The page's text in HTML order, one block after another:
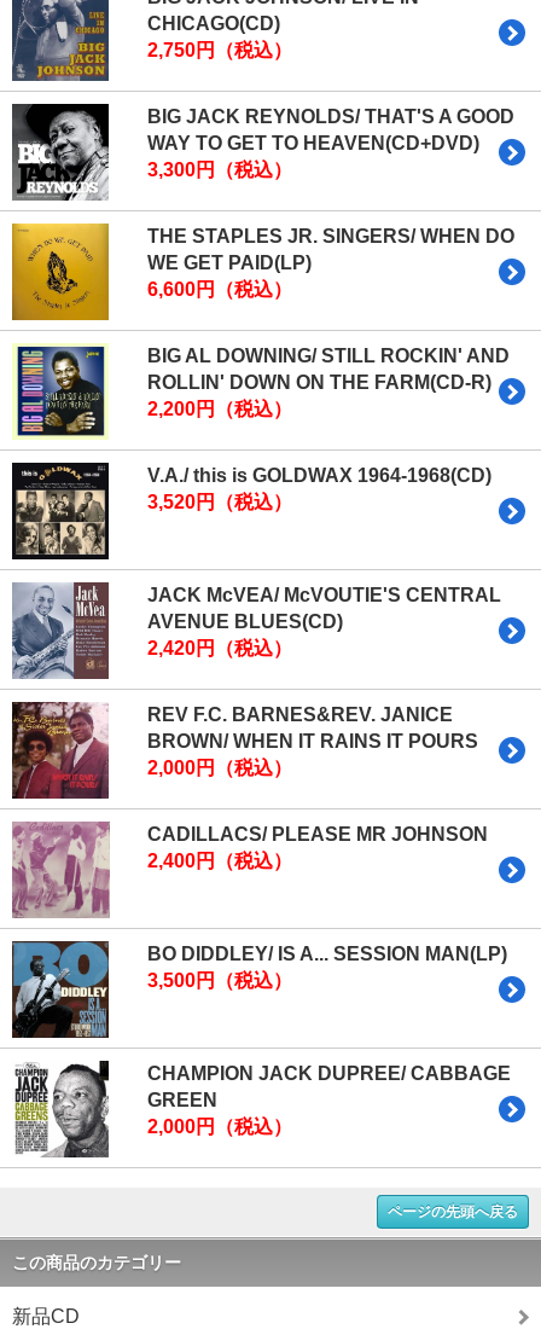
CHICAGO(CD)
2,750円（税込）
BIG JACK REYNOLDS/ THAT'S A GOOD
WAY TO GET TO HEAVEN(CD+DVD)
3,300円（税込）
THE STAPLES JR. SINGERS/ WHEN DO
WE GET PAID(LP)
6,600円（税込）
BIG AL DOWNING/ STILL ROCKIN' AND
ROLLIN' DOWN ON THE FARM(CD-R)
2,200円（税込）
V.A./ this is GOLDWAX 1964-1968(CD)
3,520円（税込）
JACK McVEA/ McVOUTIE'S CENTRAL
AVENUE BLUES(CD)
2,420円（税込）
REV F.C. BARNES&REV. JANICE
BROWN/ WHEN IT RAINS IT POURS
2,000円（税込）
CADILLACS/ PLEASE MR JOHNSON
2,400円（税込）
BO DIDDLEY/ IS A... SESSION MAN(LP)
3,500円（税込）
CHAMPION JACK DUPREE/ CABBAGE
GREEN
2,000円（税込）
ページの先頭へ戻る
この商品のカテゴリー
新品CD